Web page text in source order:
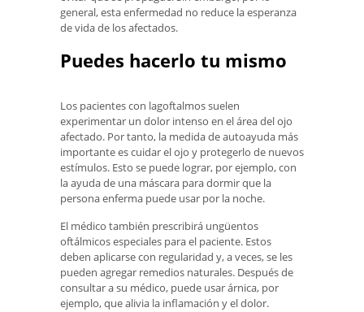
general, esta enfermedad no reduce la esperanza
de vida de los afectados.
Puedes hacerlo tu mismo
Los pacientes con lagoftalmos suelen
experimentar un dolor intenso en el área del ojo
afectado. Por tanto, la medida de autoayuda más
importante es cuidar el ojo y protegerlo de nuevos
estímulos. Esto se puede lograr, por ejemplo, con
la ayuda de una máscara para dormir que la
persona enferma puede usar por la noche.
El médico también prescribirá ungüentos
oftálmicos especiales para el paciente. Estos
deben aplicarse con regularidad y, a veces, se les
pueden agregar remedios naturales. Después de
consultar a su médico, puede usar árnica, por
ejemplo, que alivia la inflamación y el dolor.